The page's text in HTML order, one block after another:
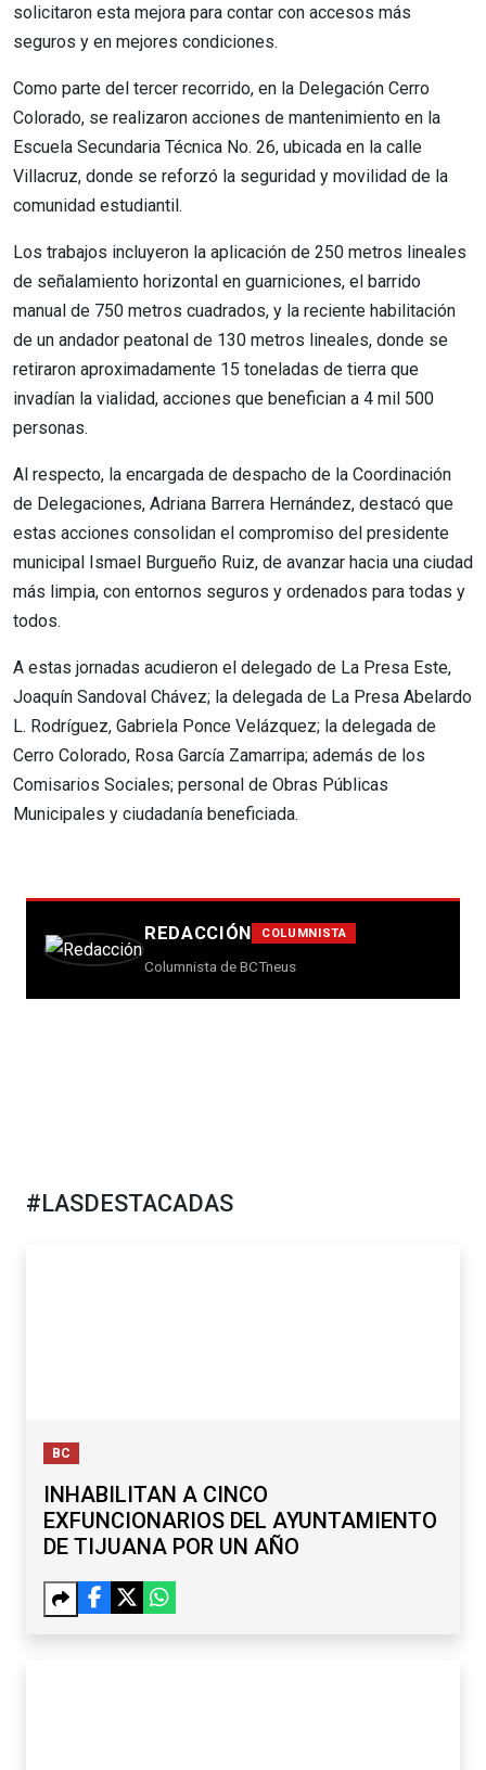
solicitaron esta mejora para contar con accesos más
seguros y en mejores condiciones.
Como parte del tercer recorrido, en la Delegación Cerro
Colorado, se realizaron acciones de mantenimiento en la
Escuela Secundaria Técnica No. 26, ubicada en la calle
Villacruz, donde se reforzó la seguridad y movilidad de la
comunidad estudiantil.
Los trabajos incluyeron la aplicación de 250 metros lineales
de señalamiento horizontal en guarniciones, el barrido
manual de 750 metros cuadrados, y la reciente habilitación
de un andador peatonal de 130 metros lineales, donde se
retiraron aproximadamente 15 toneladas de tierra que
invadían la vialidad, acciones que benefician a 4 mil 500
personas.
Al respecto, la encargada de despacho de la Coordinación
de Delegaciones, Adriana Barrera Hernández, destacó que
estas acciones consolidan el compromiso del presidente
municipal Ismael Burgueño Ruiz, de avanzar hacia una ciudad
más limpia, con entornos seguros y ordenados para todas y
todos.
A estas jornadas acudieron el delegado de La Presa Este,
Joaquín Sandoval Chávez; la delegada de La Presa Abelardo
L. Rodríguez, Gabriela Ponce Velázquez; la delegada de
Cerro Colorado, Rosa García Zamarripa; además de los
Comisarios Sociales; personal de Obras Públicas
Municipales y ciudadanía beneficiada.
REDACCIÓN COLUMNISTA
Columnista de BCTneus
#LASDESTACADAS
BC
INHABILITAN A CINCO
EXFUNCIONARIOS DEL AYUNTAMIENTO
DE TIJUANA POR UN AÑO